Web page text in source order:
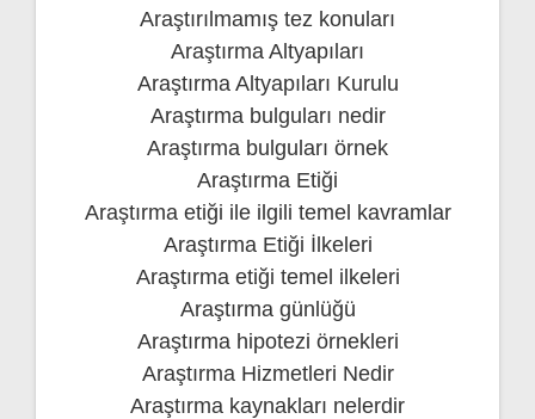
Araştırılmamış tez konuları
Araştırma Altyapıları
Araştırma Altyapıları Kurulu
Araştırma bulguları nedir
Araştırma bulguları örnek
Araştırma Etiği
Araştırma etiği ile ilgili temel kavramlar
Araştırma Etiği İlkeleri
Araştırma etiği temel ilkeleri
Araştırma günlüğü
Araştırma hipotezi örnekleri
Araştırma Hizmetleri Nedir
Araştırma kaynakları nelerdir